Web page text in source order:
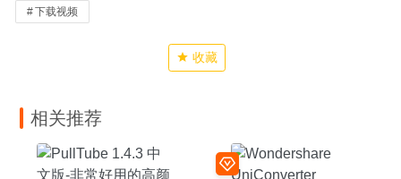
下载视频
收藏
相关推荐